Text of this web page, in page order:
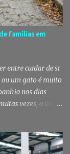
detetaram
pela prática de
que
no decorrer
no interior
...
famílias em
entre cuidar de si
ou um gato é muito
nos dias
vezes, o único
pertencentes a
Social,